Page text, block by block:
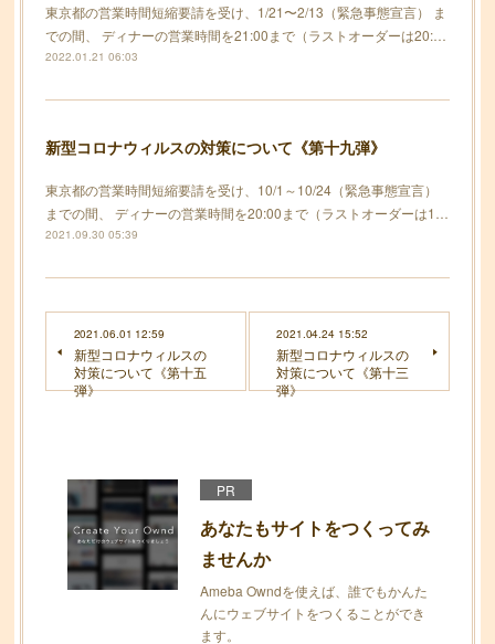
東京都の営業時間短縮要請を受け、1/21〜2/13（緊急事態宣言） ま
での間、 ディナーの営業時間を21:00まで（ラストオーダーは20:…
2022.01.21 06:03
新型コロナウィルスの対策について《第十九弾》
東京都の営業時間短縮要請を受け、10/1～10/24（緊急事態宣言）
までの間、 ディナーの営業時間を20:00まで（ラストオーダーは1…
2021.09.30 05:39
2021.06.01 12:59
新型コロナウィルスの
対策について《第十五
弾》
2021.04.24 15:52
新型コロナウィルスの
対策について《第十三
弾》
PR
あなたもサイトをつくってみ
ませんか
Ameba Owndを使えば、誰でもかんた
んにウェブサイトをつくることができ
ます。